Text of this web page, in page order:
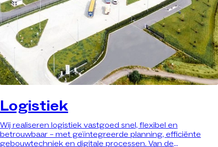
Logistiek
Wij realiseren logistiek vastgoed snel, flexibel en
betrouwbaar – met geïntegreerde planning, efficiënte
gebouwtechniek en digitale processen. Van de